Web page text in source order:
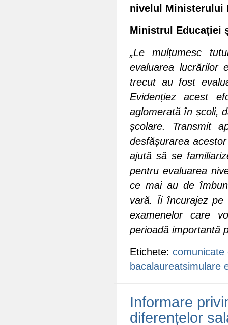
nivelul Ministerului
Ministrul Educației
„Le mulțumesc
evaluarea lucrărilor
trecut au fost
Evidențiez acest
aglomerată în școli,
școlare. Transmit
desfășurarea
ajută să se
pentru evaluarea
ce mai au de
vară. Îi încurajez pe
examenelor care
perioadă importantă
Etichete: comunicate
bacalaureatsimulare
Informare
diferențelor